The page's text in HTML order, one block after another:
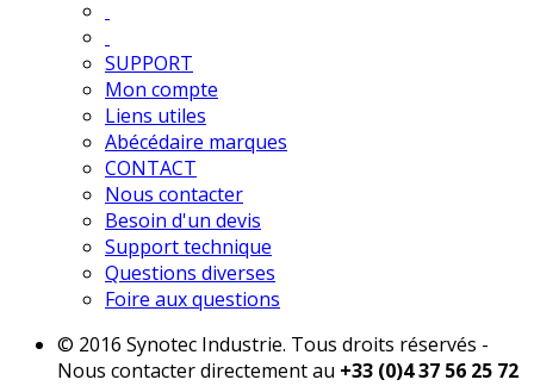
SUPPORT
Mon compte
Liens utiles
Abécédaire marques
CONTACT
Nous contacter
Besoin d'un devis
Support technique
Questions diverses
Foire aux questions
© 2016 Synotec Industrie. Tous droits réservés -
Nous contacter directement au +33 (0)4 37 56 25 72